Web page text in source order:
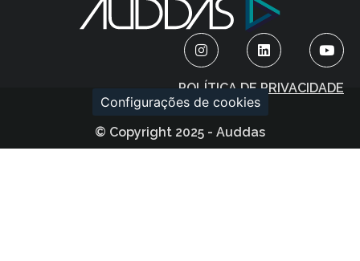
© Copyright 2025 - Auddas
POLÍTICA DE PRIVACIDADE
Configurações de cookies